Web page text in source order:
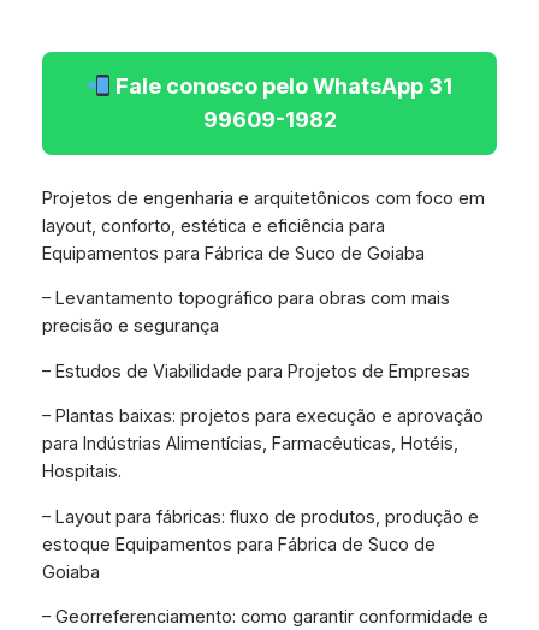
Fale conosco pelo WhatsApp 31
99609-1982
Projetos de engenharia e arquitetônicos com foco em
layout, conforto, estética e eficiência para
Equipamentos para Fábrica de Suco de Goiaba
– Levantamento topográfico para obras com mais
precisão e segurança
– Estudos de Viabilidade para Projetos de Empresas
– Plantas baixas: projetos para execução e aprovação
para Indústrias Alimentícias, Farmacêuticas, Hotéis,
Hospitais.
– Layout para fábricas: fluxo de produtos, produção e
estoque Equipamentos para Fábrica de Suco de
Goiaba
– Georreferenciamento: como garantir conformidade e